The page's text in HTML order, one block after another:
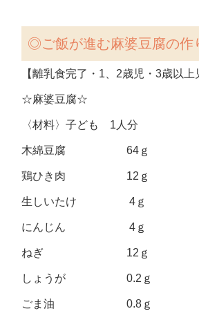
◎ご飯が進む麻婆豆腐の作
【離乳食完了・1、2歳児・3歳以上
☆麻婆豆腐☆
〈材料〉子ども 1人分
木綿豆腐 64ｇ
鶏ひき肉 12ｇ
生しいたけ 4ｇ
にんじん 4ｇ
ねぎ 12ｇ
しょうが 0.2ｇ
ごま油 0.8ｇ